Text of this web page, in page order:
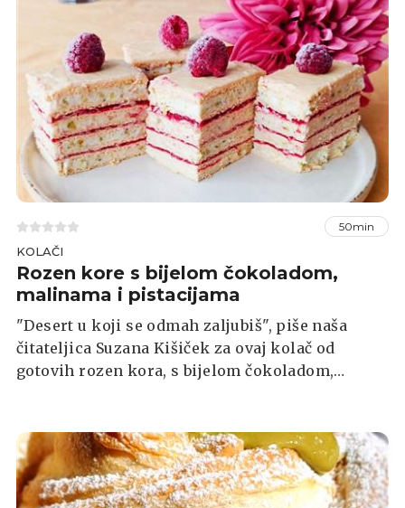
50min
KOLAČI
Rozen kore s bijelom čokoladom,
malinama i pistacijama
"Desert u koji se odmah zaljubiš", piše naša
čitateljica Suzana Kišiček za ovaj kolač od
gotovih rozen kora, s bijelom čokoladom,
Facebook grupi Index Recepti: Što ste danas
kuhali? donosimo u nastavku.